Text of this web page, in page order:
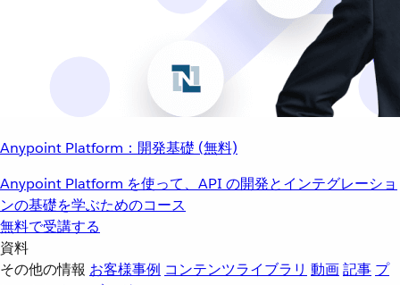
Anypoint Platform：開発基礎 (無料)
Anypoint Platform を使って、API の開発とインテグレーショ
ンの基礎を学ぶためのコース
無料で受講する
資料
その他の情報 お客様事例 コンテンツライブラリ 動画記事 プ